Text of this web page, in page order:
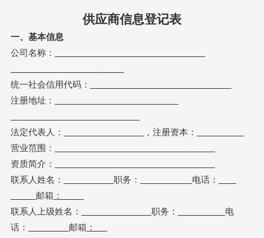
供应商信息登记表
一、基本信息
公司名称：
统一社会信用代码：
注册地址：
法定代表人：
，注册资本：
营业范围：
资质简介：
联系人姓名：
职务：
电话：
邮箱 ：
联系人上级姓名：
职务：
电
话：
邮箱 ：